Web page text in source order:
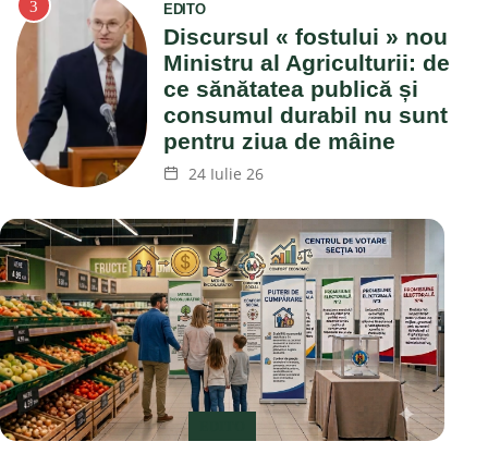
EDITO
Discursul « fostului » nou
Ministru al Agriculturii: de
ce sănătatea publică și
consumul durabil nu sunt
pentru ziua de mâine
24 Iulie 26